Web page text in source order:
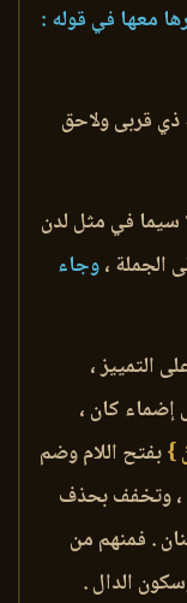
معها في قوله :
ذي قربى ولاحق
سيما في مثل لدن
الجملة ،وجاء
التمييز ،
كان ،
}بفتح اللام وضم
، وتخفف بحذف
. فمنهم من
الدال .